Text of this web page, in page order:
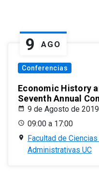
9 AGO
Conferencias
Economic History
Seventh Annual
9 de Agosto de 2019
09:00 a 17:00
Facultad de
Administrativas UC